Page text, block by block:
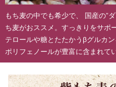
もち麦の中でも希少で、 国産の”
ち麦がおススメ。すっきりをサポ
テロールや糖とたたかうβグルカ
ポリフェノールが豊富に含まれてい